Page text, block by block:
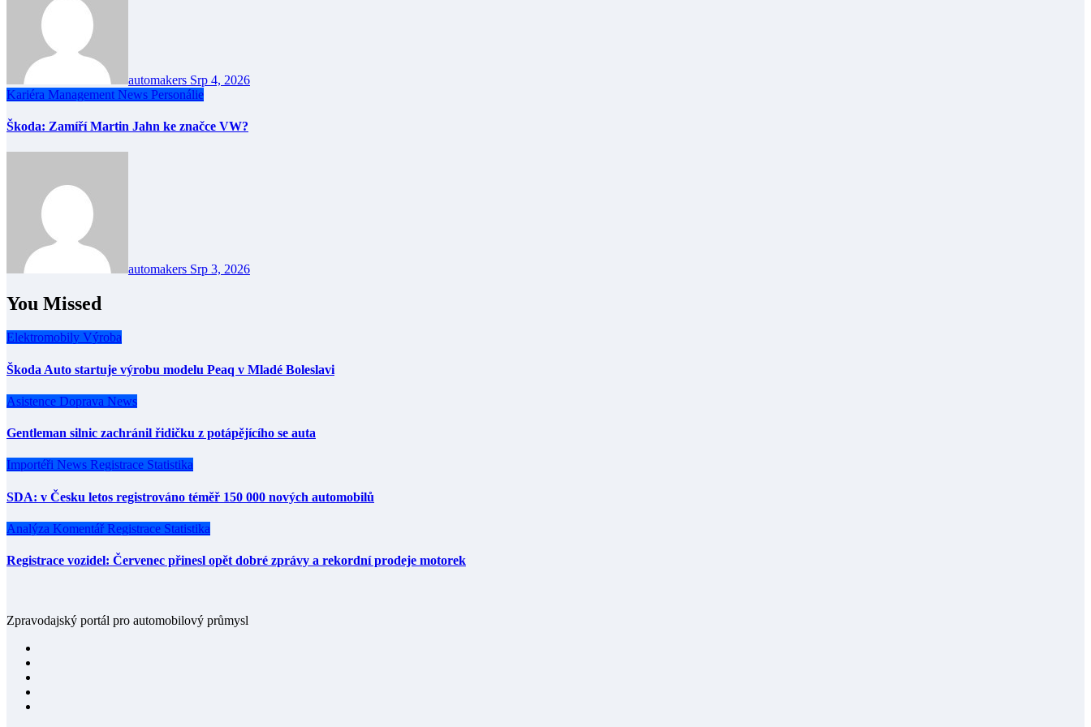
automakers Srp 4, 2026
Kariéra Management News Personálie
Škoda: Zamíří Martin Jahn ke značce VW?
automakers Srp 3, 2026
You Missed
Elektromobily Výroba
Škoda Auto startuje výrobu modelu Peaq v Mladé Boleslavi
Asistence Doprava News
Gentleman silnic zachránil řidičku z potápějícího se auta
Importéři News Registrace Statistika
SDA: v Česku letos registrováno téměř 150 000 nových automobilů
Analýza Komentář Registrace Statistika
Registrace vozidel: Červenec přinesl opět dobré zprávy a rekordní prodeje motorek
Zpravodajský portál pro automobilový průmysl